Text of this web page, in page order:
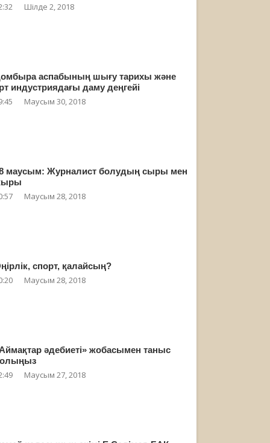
Шілде 2, 2018
аспабының шығу тарихы және
индустриядағы даму деңгейі
Маусым 30, 2018
маусым: Журналист болудың сыры мен
Маусым 28, 2018
спорт, қалайсың?
Маусым 28, 2018
әдебиеті» жобасымен таныс
Маусым 27, 2018